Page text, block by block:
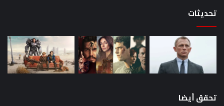
تحديثات
تحقق أيضا